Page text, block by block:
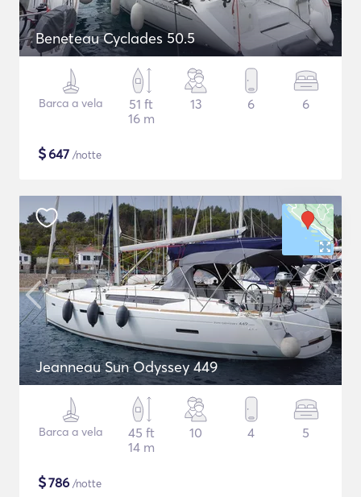
Beneteau Cyclades 50.5
Barca a vela
51 ft
16 m
13 6 6
$647 /notte
Jeanneau Sun Odyssey 449
Barca a vela
45 ft
14 m
10 4 5
$786 /notte